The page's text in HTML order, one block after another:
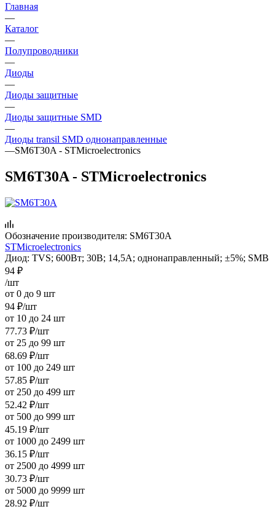
Главная
—
Каталог
—
Полупроводники
—
Диоды
—
Диоды защитные
—
Диоды защитные SMD
—
Диоды transil SMD однонаправленные
—SM6T30A - STMicroelectronics
SM6T30A - STMicroelectronics
Обозначение производителя: SM6T30A
STMicroelectronics
Диод: TVS; 600Вт; 30В; 14,5А; однонаправленный; ±5%; SMB
94 ₽
/шт
от 0 до 9 шт
94 ₽/шт
от 10 до 24 шт
77.73 ₽/шт
от 25 до 99 шт
68.69 ₽/шт
от 100 до 249 шт
57.85 ₽/шт
от 250 до 499 шт
52.42 ₽/шт
от 500 до 999 шт
45.19 ₽/шт
от 1000 до 2499 шт
36.15 ₽/шт
от 2500 до 4999 шт
30.73 ₽/шт
от 5000 до 9999 шт
28.92 ₽/шт